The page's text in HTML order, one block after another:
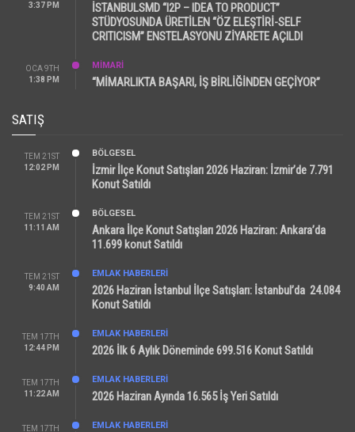
3:37 PM
İSTANBULSMD “I2P – IDEA TO PRODUCT”
STÜDYOSUNDA ÜRETİLEN “ÖZ ELEŞTİRİ-SELF
CRITICISM” ENSTELASYONU ZİYARETE AÇILDI
OCA 9TH
1:38 PM
MİMARİ
“MİMARLIKTA BAŞARI, İŞ BİRLİĞİNDEN GEÇİYOR”
SATIŞ
TEM 21ST
12:02 PM
BÖLGESEL
İzmir İlçe Konut Satışları 2026 Haziran: İzmir’de 7.791
Konut Satıldı
TEM 21ST
11:11 AM
BÖLGESEL
Ankara İlçe Konut Satışları 2026 Haziran: Ankara’da
11.699 konut Satıldı
TEM 21ST
9:40 AM
EMLAK HABERLERI
2026 Haziran İstanbul İlçe Satışları: İstanbul’da 24.084
Konut Satıldı
TEM 17TH
12:44 PM
EMLAK HABERLERI
2026 İlk 6 Aylık Döneminde 699.516 Konut Satıldı
TEM 17TH
11:22 AM
EMLAK HABERLERI
2026 Haziran Ayında 16.565 İş Yeri Satıldı
TEM 17TH EMLAK HABERLERI